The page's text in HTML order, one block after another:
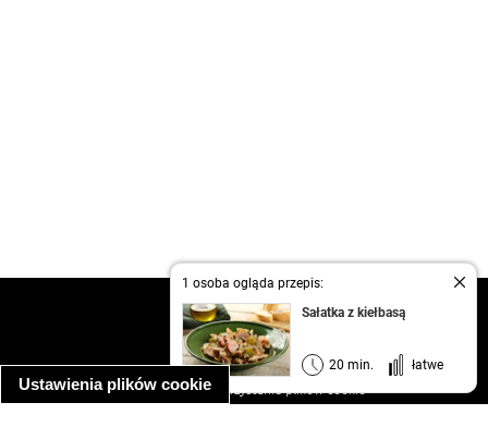
Ustawienia plików cookie
1 osoba ogląda przepis:
Sałatka z kiełbasą
20 min. łatwe
kontakt
regulamin
informacja o prywatności
informacja o wykorzystaniu plików cookie